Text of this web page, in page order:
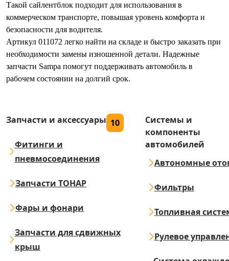
Такой сайлентблок подходит для использования в
коммерческом транспорте, повышая уровень комфорта и
безопасности для водителя.
Артикул 011072 легко найти на складе и быстро заказать при
необходимости замены изношенной детали. Надежные
запчасти Sampa помогут поддерживать автомобиль в
рабочем состоянии на долгий срок.
Запчасти и аксессуары 10
Фитинги и
пневмосоединения
Запчасти ТОНАР
Фары и фонари
Запчасти для сдвижных
крыш
Системы и
компоненты
автомобилей
Автономные
Фильтры
Топливная
Рулевое